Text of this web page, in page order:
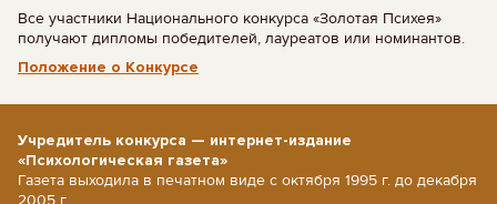
Все участники Национального конкурса «Золотая Психея»
получают дипломы победителей, лауреатов или номинантов.
Положение о Конкурсе
Учредитель конкурса — интернет-издание
«Психологическая газета»
Газета выходила в печатном виде с октября 1995 г. до декабря
2005 г.